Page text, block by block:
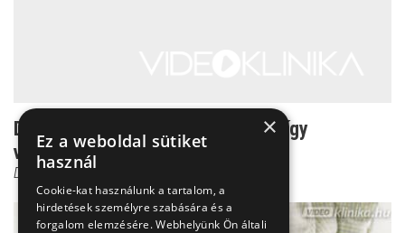
Dr. Czeizel: A felgyorsult fejlődés így
változtatta meg a nő...
Dr. Czeizel Endre
×
Ez a weboldal sütiket
használ
Cookie-kat használunk a tartalom, a
hirdetések személyre szabására és a
forgalom elemzésére. Webhelyünk Ön általi